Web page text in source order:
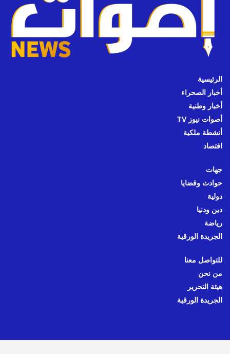
الرئيسية
أخبار الصحراء
أخبار وطنية
أصوات نيوز TV
أنشطة ملكية
اقتصاد
جهات
حوادث وقضايا
دولية
دين ودنيا
رياضة
الجريدة الورقية
للتواصل معنا
من نحن
هيئة التحرير
الجريدة الورقية